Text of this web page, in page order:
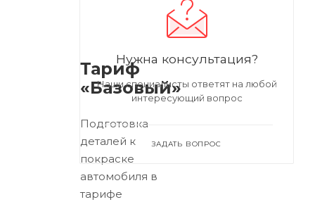
Тариф
«Базовый»
Подготовка
деталей к
покраске
автомобиля в
тарифе
Нужна консультация?
Наши специалисты ответят на любой
интересующий вопрос
ЗАДАТЬ ВОПРОС